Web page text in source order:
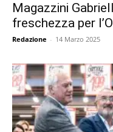
Magazzini
freschezza per
Redazione - 14 Marzo 2025